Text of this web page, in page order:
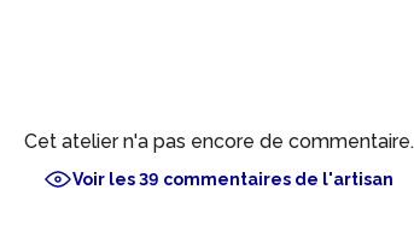
Cet atelier n'a pas encore de commentaire.
Voir les 39 commentaires de l'artisan